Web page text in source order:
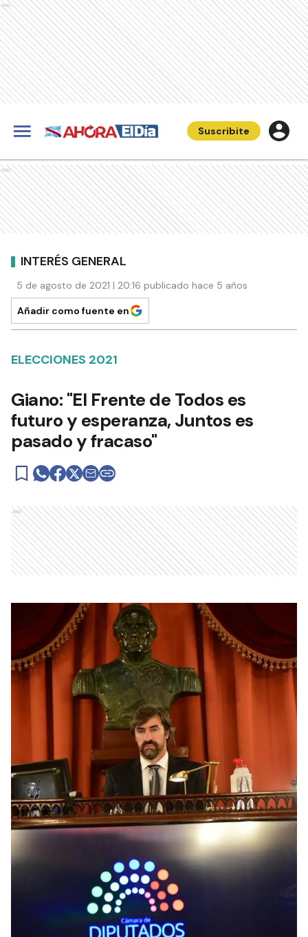
Ads
Suscribite
Ads
INTERÉS GENERAL
5 de agosto de 2021 | 20:16 publicado hace 5 años
Añadir como fuente en
ELECCIONES 2021
Giano: "El Frente de Todos es
futuro y esperanza, Juntos es
pasado y fracaso"
Ads